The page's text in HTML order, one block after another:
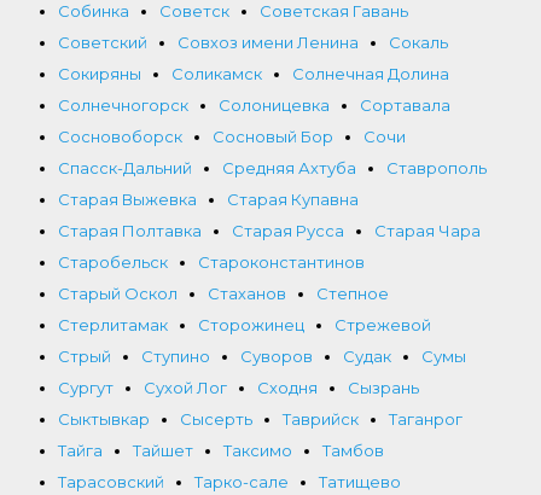
Собинка
Советск
Советская Гавань
Советский
Совхоз имени Ленина
Сокаль
Сокиряны
Соликамск
Солнечная Долина
Солнечногорск
Солоницевка
Сортавала
Сосновоборск
Сосновый Бор
Сочи
Спасск-Дальний
Средняя Ахтуба
Ставрополь
Старая Выжевка
Старая Купавна
Старая Полтавка
Старая Русса
Старая Чара
Старобельск
Староконстантинов
Старый Оскол
Стаханов
Степное
Стерлитамак
Сторожинец
Стрежевой
Стрый
Ступино Суворов Судак
Сумы
Сургут
Сухой Лог Сходня
Сызрань
Сыктывкар
Сысерть Таврийск
Таганрог
Тайга
Тайшет Таксимо
Тамбов
Тарасовский
Тарко-сале
Татищево